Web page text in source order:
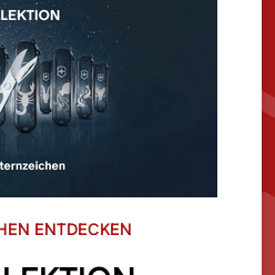
UNS
Story
ENTDECKEN